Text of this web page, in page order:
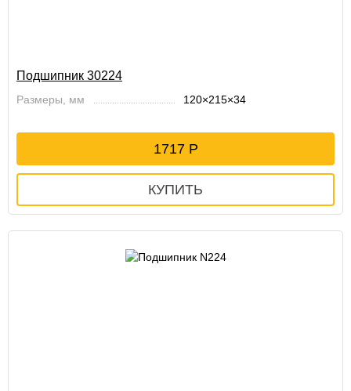
Подшипник 30224
Размеры, мм 120×215×34
1717